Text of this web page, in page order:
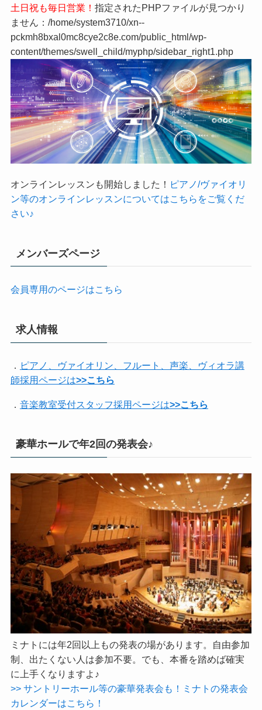
土日祝も毎日営業！ 指定されたPHPファイルが見つかり
ません：/home/system3710/xn--
pckmh8bxal0mc8cye2c8e.com/public_html/wp-
content/themes/swell_child/myphp/sidebar_right1.php
オンラインレッスンも開始しました！ ピアノ/ヴァイオリ
ン等のオンラインレッスンについてはこちらをご覧くだ
さい♪
メンバーズページ
会員専用のページはこちら
求人情報
． ピアノ、ヴァイオリン、フルート、声楽、ヴィオラ講
師採用ページは>>こちら
音楽教室受付スタッフ採用ページは>>こちら
豪華ホールで年2回の発表会♪
ミナトには年2回以上もの発表の場があります。自由参加
制、出たくない人は参加不要。でも、本番を踏めば確実
に上手くなりますよ♪
>> サントリーホール等の豪華発表会も！ミナトの発表会
カレンダーはこちら！